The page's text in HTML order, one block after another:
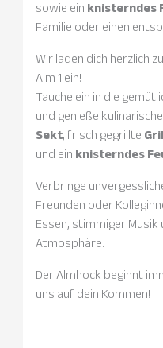
sowie ein knisterndes
Familie oder einen
Wir laden dich herzlich
Alm 1 ein!
Tauche ein in die
und genieße
Sekt, frisch gegrillte
und ein knisterndes
Verbringe
Freunden oder
Essen, stimmiger
Atmosphäre.
Der Almhock beginnt
uns auf dein Kommen!